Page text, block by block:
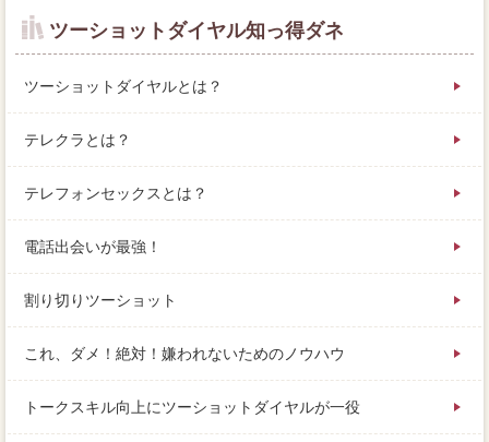
ツーショットダイヤル知っ得ダネ
ツーショットダイヤルとは？
テレクラとは？
テレフォンセックスとは？
電話出会いが最強！
割り切りツーショット
これ、ダメ！絶対！嫌われないためのノウハウ
トークスキル向上にツーショットダイヤルが一役